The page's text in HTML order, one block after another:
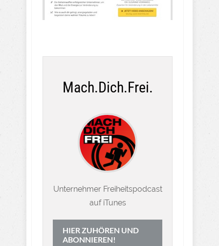
Mach.Dich.Frei.
Unternehmer Freiheitspodcast
auf iTunes
HIER ZUHÖREN UND
ABONNIEREN!